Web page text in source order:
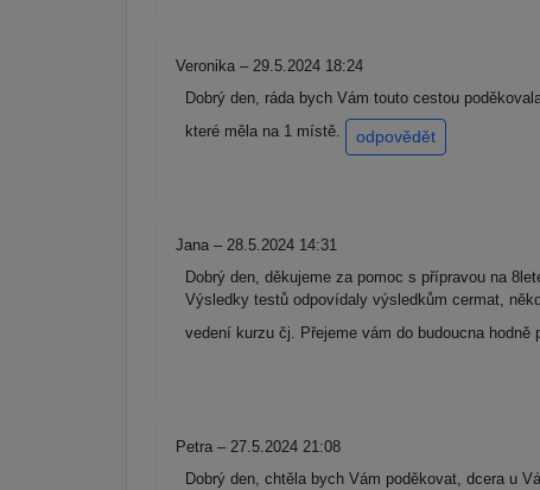
Veronika – 29.5.2024 18:24
Dobrý den, ráda bych Vám touto cestou
které měla na 1 místě.
odpovědět
Jana – 28.5.2024 14:31
Dobrý den, děkujeme za pomoc s přípravou na
Výsledky testů odpovídaly výsledkům cermat,
vedení kurzu čj. Přejeme vám do budoucna
Petra – 27.5.2024 21:08
Dobrý den, chtěla bych Vám poděkovat, dcera u